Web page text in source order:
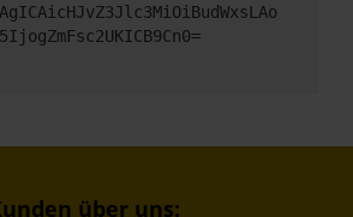
über uns: